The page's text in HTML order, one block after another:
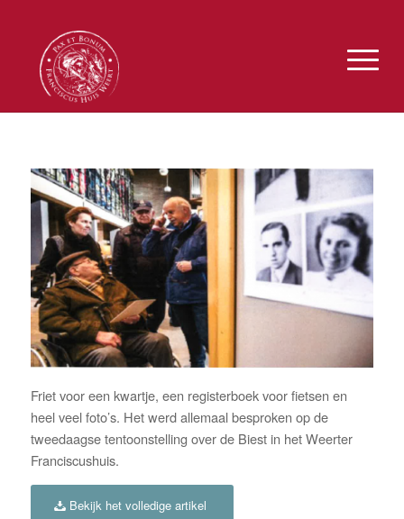
Friet voor een kwartje, een registerboek voor fietsen en
heel veel foto’s. Het werd allemaal besproken op de
tweedaagse tentoonstelling over de Biest in het Weerter
Franciscushuis.
Bekijk het volledige artikel